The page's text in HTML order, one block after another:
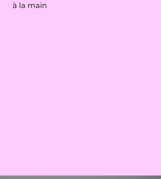
à la main